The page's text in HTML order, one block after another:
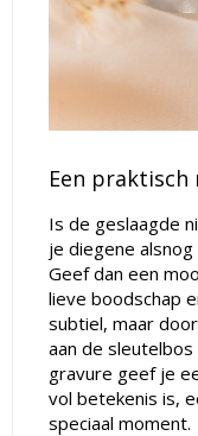
Een praktisch
Is de geslaagde
je diegene
Geef dan een
lieve boodschap
subtiel, maar
aan de
gravure geef je
vol betekenis is,
speciaal moment.